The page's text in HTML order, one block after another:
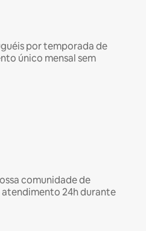
por temporada de
único mensal sem
comunidade de
24h durante